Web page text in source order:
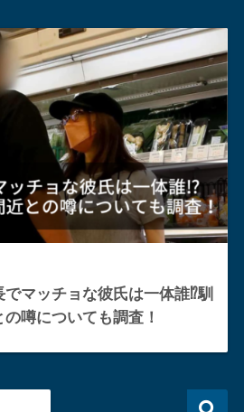
マッチョな彼氏は一体誰⁉︎馴
噂についても調査！